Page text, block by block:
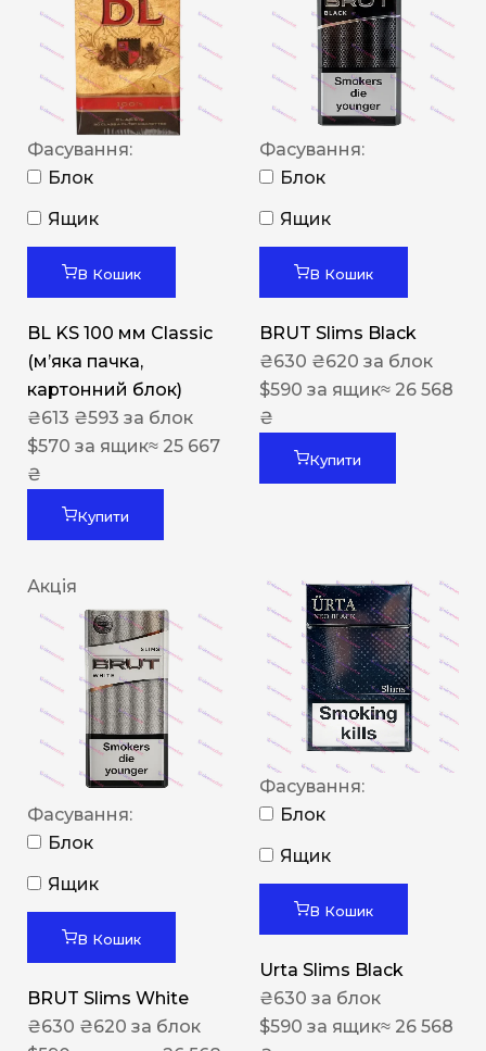
Фасування:
Блок
Ящик
В Кошик
BL KS 100 мм Classic
(м’яка пачка,
картонний блок)
₴613 ₴593 за блок
$570 за ящик≈ 25 667
₴
Купити
Фасування:
Блок
Ящик
В Кошик
BRUT Slims Black
₴630 ₴620 за блок
$590 за ящик≈ 26 568
₴
Купити
Акція
Фасування:
Блок
Ящик
В Кошик
BRUT Slims White
₴630 ₴620 за блок
Фасування:
Блок
Ящик
В Кошик
Urta Slims Black
₴630 за блок
$590 за ящик≈ 26 568